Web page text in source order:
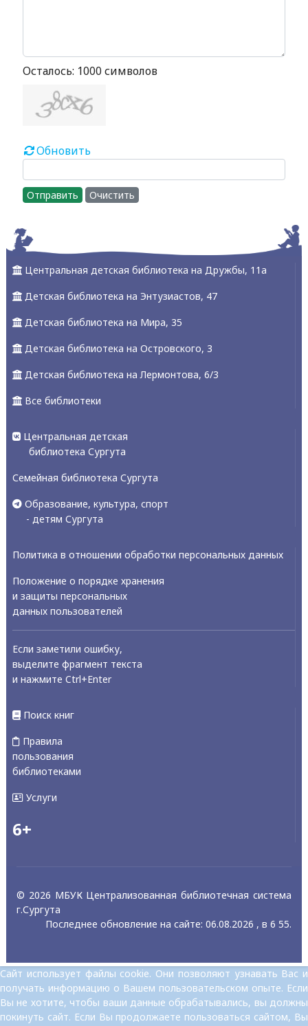
Осталось: 1000 символов
Обновить
Отправить Очистить
Центральная детская библиотека на Дружбы, 11а
Детская библиотека на Энтузиастов, 47
Детская библиотека на Мира, 35
Детская библиотека на Островского, 3
Детская библиотека на Лермонтова, 6/3
Все библиотеки
Центральная детская
библиотека Сургута
Семейная библиотека Сургута
Образование, культура, спорт
- детям Сургута
Политика в отношении обработки персональных данных
Положение о порядке хранения
и защиты персональных
данных пользователей
Если заметили ошибку,
выделите фрагмент текста
и нажмите Ctrl+Enter
Поиск книг
Правила
пользования
библиотеками
Услуги
6+
© 2026 МБУК Централизованная библиотечная система
г.Сургута
Последнее обновление на сайте: 06.08.2026 , в 6 55.
Сайт использует файлы cookie. Они позволяют узнавать Вас и
получать информацию о Вашем пользовательском опыте. Если
Вы не хотите, чтобы ваши данные обрабатывались, вы должны
покинуть сайт. Если Вы продолжаете пользоваться сайтом, Вы